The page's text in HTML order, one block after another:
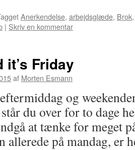
Anerkendelse, arbejdsglæde, Brok
| Skriv en kommentar
it’s Friday
af Morten Esmann
og
du over for to dage
at tænke for meget
allerede på mandag,